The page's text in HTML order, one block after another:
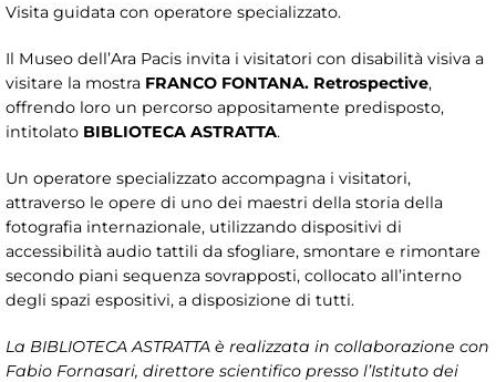
Visita guidata con operatore specializzato.
Il Museo dell’Ara Pacis invita i visitatori con disabilità visiva a
visitare la mostra FRANCO FONTANA. Retrospective,
offrendo loro un percorso appositamente predisposto,
intitolato BIBLIOTECA ASTRATTA.
Un operatore specializzato accompagna i visitatori,
attraverso le opere di uno dei maestri della storia della
fotografia internazionale, utilizzando dispositivi di
accessibilità audio tattili da sfogliare, smontare e rimontare
secondo piani sequenza sovrapposti, collocato all’interno
degli spazi espositivi, a disposizione di tutti.
La BIBLIOTECA ASTRATTA è realizzata in collaborazione con
Fabio Fornasari, direttore scientifico presso l’Istituto dei